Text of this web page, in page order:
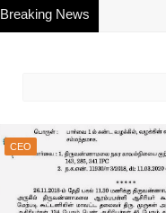
Breaking News
CEO